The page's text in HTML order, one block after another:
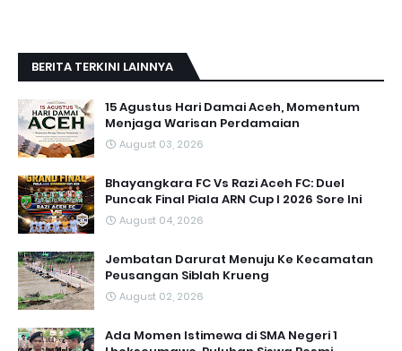
BERITA TERKINI LAINNYA
15 Agustus Hari Damai Aceh, Momentum
Menjaga Warisan Perdamaian
August 03, 2026
Bhayangkara FC Vs Razi Aceh FC: Duel
Puncak Final Piala ARN Cup I 2026 Sore Ini
August 04, 2026
Jembatan Darurat Menuju Ke Kecamatan
Peusangan Siblah Krueng
August 02, 2026
Ada Momen Istimewa di SMA Negeri 1